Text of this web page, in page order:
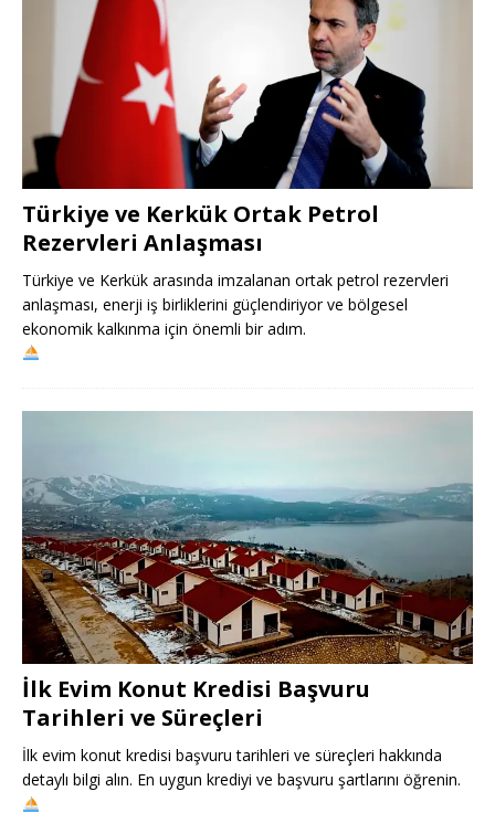
Türkiye ve Kerkük Ortak Petrol
Rezervleri Anlaşması
Türkiye ve Kerkük arasında imzalanan ortak petrol rezervleri
anlaşması, enerji iş birliklerini güçlendiriyor ve bölgesel
ekonomik kalkınma için önemli bir adım.
İlk Evim Konut Kredisi Başvuru
Tarihleri ve Süreçleri
İlk evim konut kredisi başvuru tarihleri ve süreçleri hakkında
detaylı bilgi alın. En uygun krediyi ve başvuru şartlarını öğrenin.